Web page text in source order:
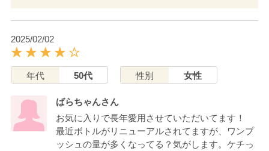
2025/02/02
年代 50代 性別 女性
ばらちゃんさん
お気に入りで長年愛用させていただいてます！
最近ボトルがリニューアルされてますが、ワンプ
ッシュの量が多くなってる？気がします。ケチっ